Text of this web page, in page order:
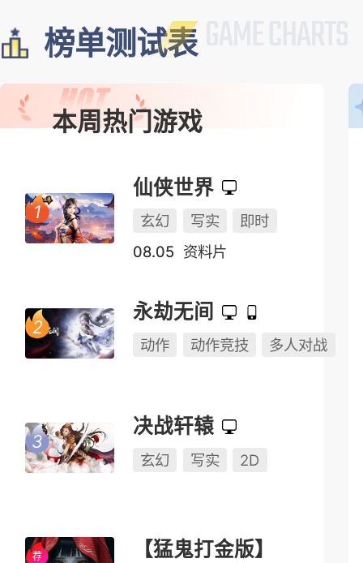
榜单测试表
本周热门游戏
仙侠世界
玄幻 写实
即时
08.05 资料片
永劫无间
动作 动作竞技 多人对战
决战轩辕
玄幻 写实 2D
【猛鬼打金版】